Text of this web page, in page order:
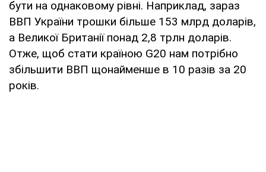
бути на однаковому рівні. Наприклад, зараз
ВВП України трошки більше 153 млрд доларів,
а Великої Британії понад 2,8 трлн доларів.
Отже, щоб стати країною G20 нам потрібно
збільшити ВВП щонайменше в 10 разів за 20
років.